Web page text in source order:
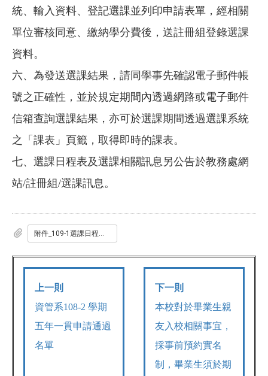
統、輸入資料、登記選課並列印申請表單，經相關
單位審核同意、繳納學分費後，送註冊組登錄選課
資料。
六、為發送選課結果，請同學事先確認電子郵件帳
號之正確性，並於規定期間內透過網路或電子郵件
信箱查詢選課結果，亦可於選課期間透過選課系統
之「課表」頁籤，取得即時的課表。
七、選課日程表及選課相關訊息另公告於教務處網
站/註冊組/選課訊息。
上一則
資管系108-2 學期
五年一貫申請通過
名單
下一則
本校對於畢業生親
友入校相關事宜，
採事前預約實名
制，畢業生須於期